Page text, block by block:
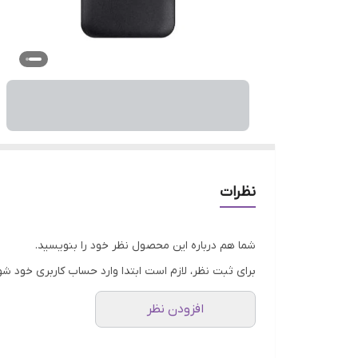
نظرات
شما هم درباره این محصول نظر خود را بنویسید.
برای ثبت نظر، لازم است ابتدا وارد حساب کاربری خود
افزودن نظر